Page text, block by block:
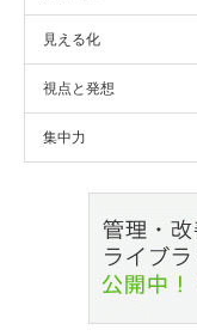
見える化
視点と発想
集中力